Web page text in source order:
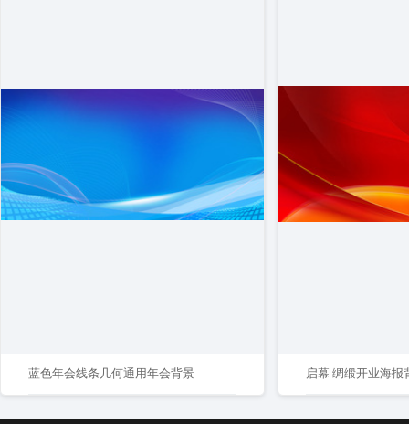
蓝色年会线条几何通用年会背景 启幕 绸缎开业海报